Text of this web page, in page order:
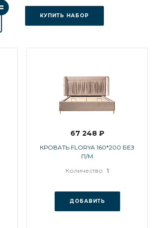
КУПИТЬ НАБОР
67 248 ₽
КРОВАТЬ FLORYA 160*200 БЕЗ
П/М
Количество 1
ДОБАВИТЬ